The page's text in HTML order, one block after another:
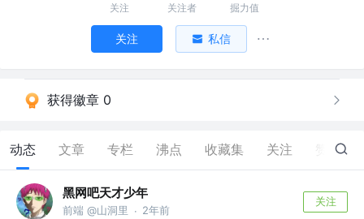
关注 关注者 掘力值
关注 私信
获得徽章 0
动态 文章 专栏 沸点 收藏集 关注 85
黑网吧天才少年
前端 @山洞里 · 2年前
关注